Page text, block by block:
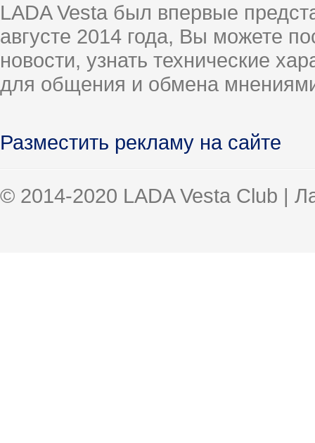
LADA Vesta был впервые
августе 2014 года, Вы можете
новости, узнать технические
для общения и обмена
Разместить рекламу на сайте
© 2014-2020 LADA Vesta Club |